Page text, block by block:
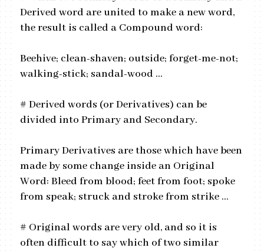
Derived word are united to make a new word,
the result is called a Compound word:
Beehive; clean-shaven; outside; forget-me-not;
walking-stick; sandal-wood ...
# Derived words (or Derivatives) can be
divided into Primary and Secondary.
Primary Derivatives are those which have been
made by some change inside an Original
Word: Bleed from blood; feet from foot; spoke
from speak; struck and stroke from strike ...
# Original words are very old, and so it is
often difficult to say which of two similar